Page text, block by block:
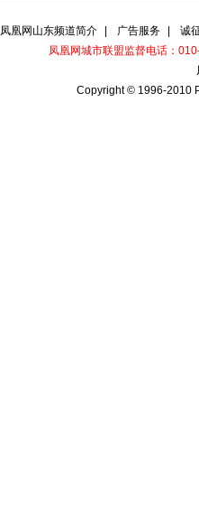
凤凰网山东频道简介 广告服务
诚
凤凰网城市联盟监督电话：
Copyright © 1996-2010